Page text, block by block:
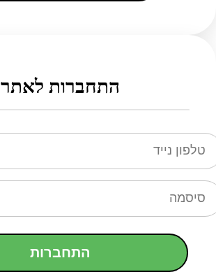
התחברות לאתר
התחברות